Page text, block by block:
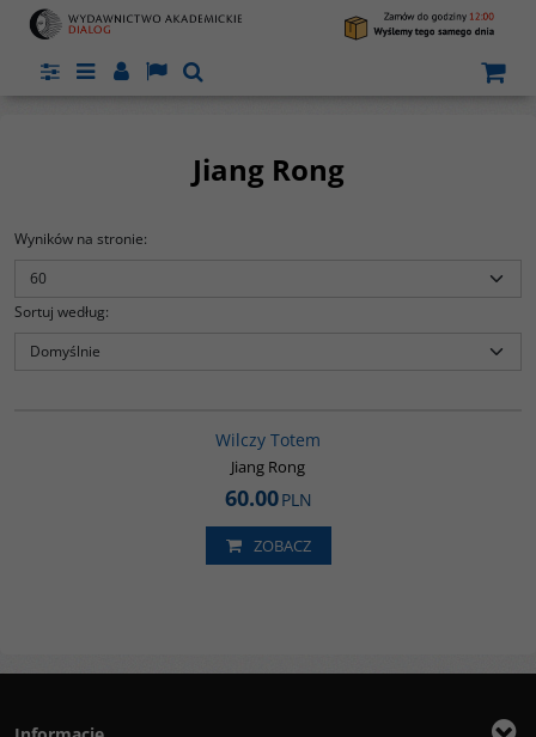
PanelMenuPanelLangSzukaj
Jiang Rong
Wyników na stronie:
Sortuj według:
Wilczy Totem
Jiang Rong
60.00PLN
ZOBACZ